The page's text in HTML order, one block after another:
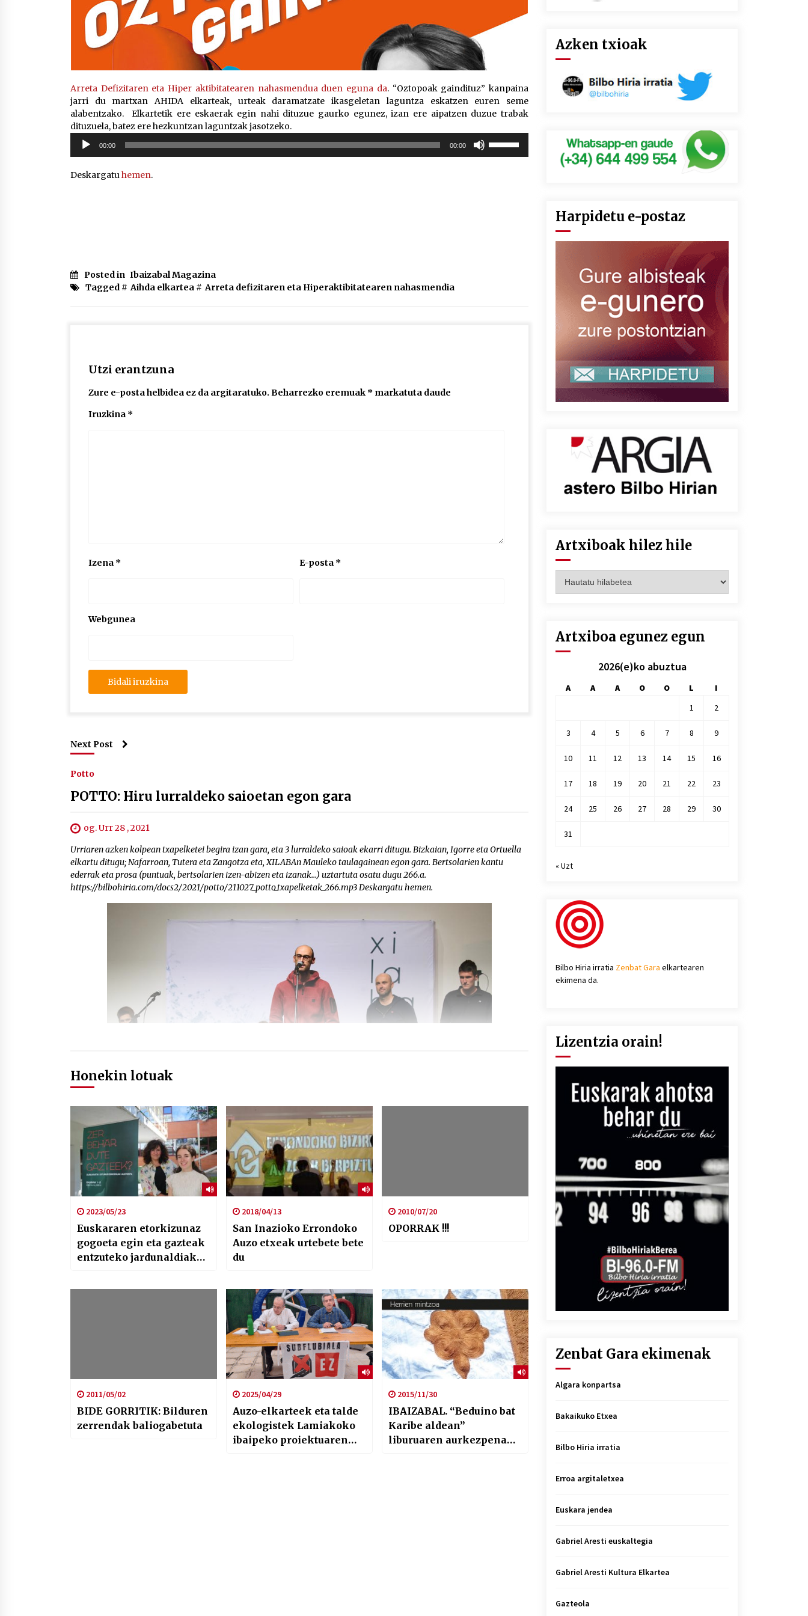
Arreta Defizitaren eta Hiper aktibitatearen nahasmendua duen eguna da. “Oztopoak gaindituz” kanpaina
jarri du martxan AHIDA elkarteak, urteak daramatzate ikasgeletan laguntza eskatzen euren seme
alabentzako. Elkartetik ere eskaerak egin nahi dituzue gaurko egunez, izan ere aipatzen duzue trabak
dituzuela, batez ere hezkuntzan laguntzak jasotzeko.
Soinu
erreproduzigailua
00:00 00:00
Deskargatuhemen.
Posted in Ibaizabal Magazina
Tagged # Aihda elkartea # Arreta defizitaren eta Hiperaktibitatearen nahasmendia
Utzi erantzuna
Zure e-posta helbidea ez da argitaratuko. Beharrezko eremuak * markatuta daude
Iruzkina *
Izena * E-posta *
Webgunea
Next Post
Potto
POTTO: Hiru lurraldeko saioetan egon gara
og. Urr 28 , 2021
Urriaren azken kolpean txapelketei begira izan gara, eta 3 lurraldeko saioak ekarri ditugu. Bizkaian, Igorre eta Ortuella
elkartu ditugu; Nafarroan, Tutera eta Zangotza eta, XILABAn Mauleko taulagainean egon gara. Bertsolarien kantu
ederrak eta prosa (puntuak, bertsolarien izen-abizen eta izanak…) uztartuta osatu dugu 266.a.
https://bilbohiria.com/docs2/2021/potto/211027_potto_txapelketak_266.mp3 Deskargatu hemen.
Honekin lotuak
2023/05/23
Euskararen etorkizunaz
gogoeta egin eta gazteak
entzuteko jardunaldiak
2018/04/13
San Inazioko Errondoko
Auzo etxeak urtebete bete
du
2010/07/20
OPORRAK !!!
2011/05/02
BIDE GORRITIK: Bilduren
zerrendak baliogabetuta
2025/04/29
Auzo-elkarteek eta talde
ekologistek Lamiakoko
ibaipeko proiektuaren
2015/11/30
IBAIZABAL. “Beduino bat
Karibe aldean”
liburuaren aurkezpena
Azken txioak
Harpidetu e-postaz
Artxiboak hilez hile
hilez
Artxiboa egunez egun
2026(e)ko abuztua
A A A O O L
I
1
2
3 4 5 6 7 8 9
10 11 12 13 14 15 16
17 18 19 20 21 22 23
24 25 26 27 28 29 30
31
« Uzt
Bilbo Hiria irratia Zenbat Gara elkartearen
ekimena da.
Lizentzia orain!
Zenbat Gara ekimenak
Algara konpartsa
Bakaikuko Etxea
Bilbo Hiria irratia
Erroa argitaletxea
Euskara jendea
Gabriel Aresti euskaltegia
Gabriel Aresti Kultura Elkartea
Gazteola